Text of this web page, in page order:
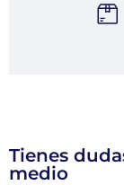
Tienes
medio